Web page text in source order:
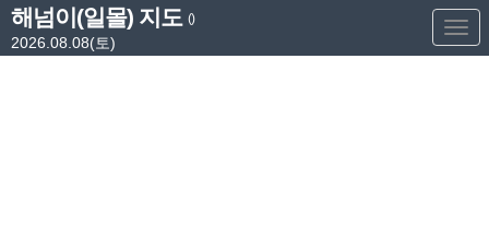
해넘이(일몰) 지도 ()
2026.08.08(토)